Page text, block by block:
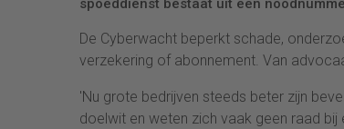
spoeddienst bestaat uit een
De Cyberwacht beperkt schade,
verzekering of abonnement. Van
'Nu grote bedrijven steeds beter zijn
doelwit en weten zich vaak geen raad